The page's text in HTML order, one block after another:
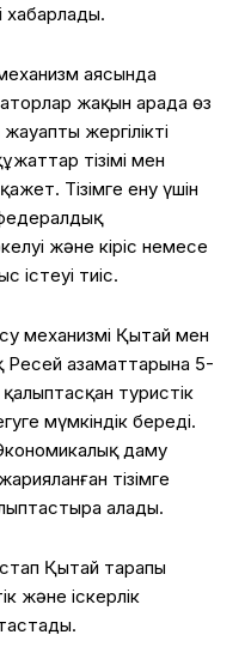
хабарлады.
аясында
жақын арада өз
жергілікті
тізімі мен
Тізімге ену үшін
федералдық
және кіріс немесе
тиіс.
механизмі Қытай мен
Ресей азаматтарына 5-
туристік
мүмкіндік береді.
даму
тізімге
алады.
Қытай тарапы
және іскерлік